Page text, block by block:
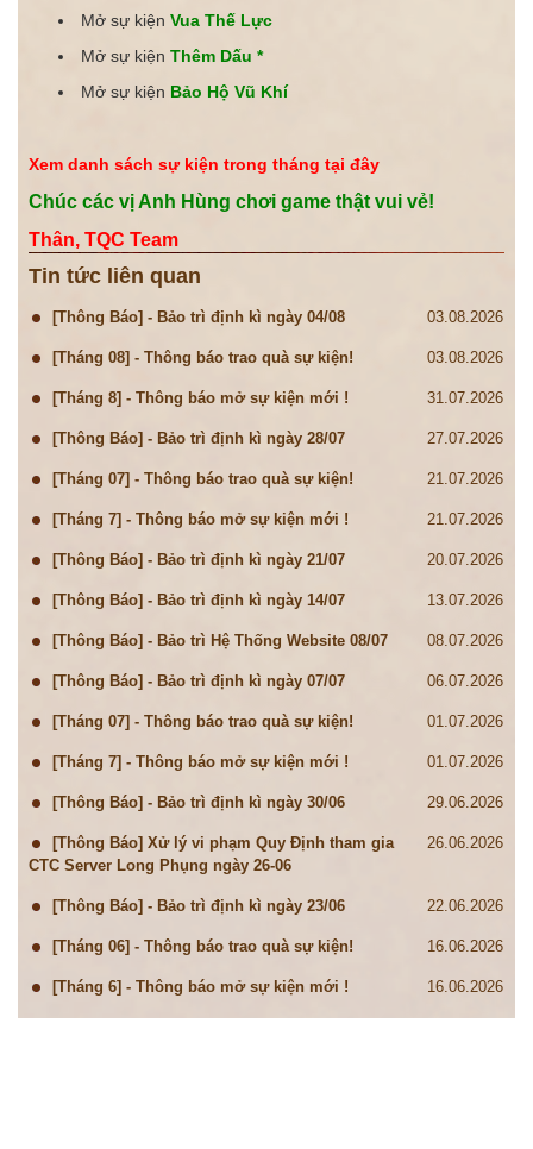
Mở sự kiện Vua Thế Lực
Mở sự kiện Thêm Dấu *
Mở sự kiện Bảo Hộ Vũ Khí
Xem danh sách sự kiện trong tháng tại đây
Chúc các vị Anh Hùng chơi game thật vui vẻ!
Thân, TQC Team
Tin tức liên quan
[Thông Báo] - Bảo trì định kì ngày 04/08 03.08.2026
[Tháng 08] - Thông báo trao quà sự kiện! 03.08.2026
[Tháng 8] - Thông báo mở sự kiện mới ! 31.07.2026
[Thông Báo] - Bảo trì định kì ngày 28/07 27.07.2026
[Tháng 07] - Thông báo trao quà sự kiện! 21.07.2026
[Tháng 7] - Thông báo mở sự kiện mới ! 21.07.2026
[Thông Báo] - Bảo trì định kì ngày 21/07 20.07.2026
[Thông Báo] - Bảo trì định kì ngày 14/07 13.07.2026
[Thông Báo] - Bảo trì Hệ Thống Website 08/07 08.07.2026
[Thông Báo] - Bảo trì định kì ngày 07/07 06.07.2026
[Tháng 07] - Thông báo trao quà sự kiện! 01.07.2026
[Tháng 7] - Thông báo mở sự kiện mới ! 01.07.2026
[Thông Báo] - Bảo trì định kì ngày 30/06 29.06.2026
[Thông Báo] Xử lý vi phạm Quy Định tham gia
CTC Server Long Phụng ngày 26-06
26.06.2026
[Thông Báo] - Bảo trì định kì ngày 23/06 22.06.2026
[Tháng 06] - Thông báo trao quà sự kiện! 16.06.2026
[Tháng 6] - Thông báo mở sự kiện mới ! 16.06.2026